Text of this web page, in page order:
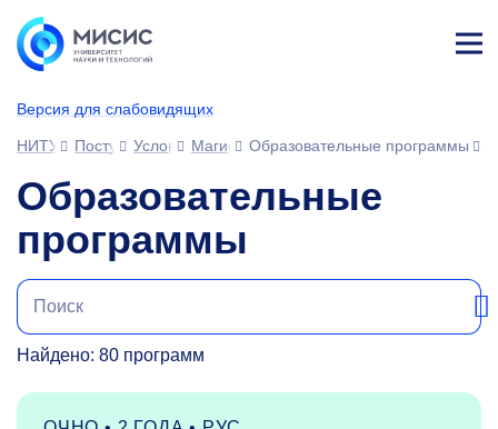
Версия для слабовидящих
ине
НИТУ МИСИСПоступающимУсловия приемаМагистратура и специализированное
Образовательные программы
Образовательные
программы
Найдено: 80 программ